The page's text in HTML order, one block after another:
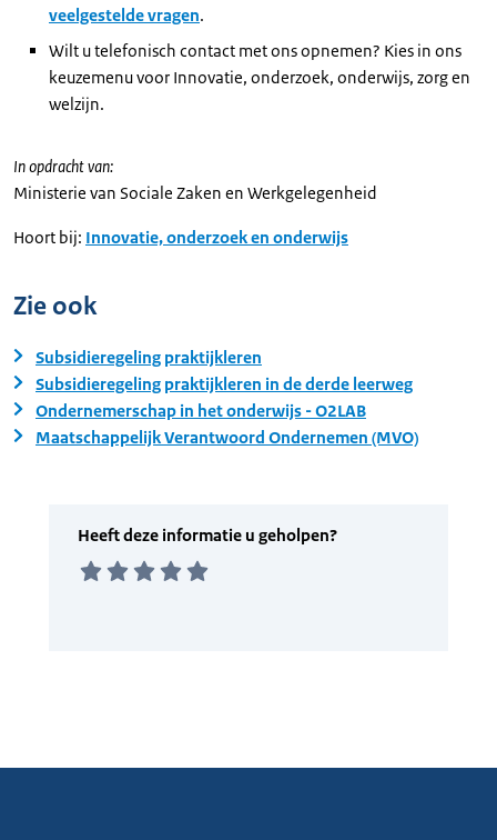
veelgestelde vragen.
Wilt u telefonisch contact met ons opnemen? Kies in ons
keuzemenu voor Innovatie, onderzoek, onderwijs, zorg en
welzijn.
In opdracht van:
Ministerie van Sociale Zaken en Werkgelegenheid
Hoort bij: Innovatie, onderzoek en onderwijs
Zie ook
Subsidieregeling praktijkleren
Subsidieregeling praktijkleren in de derde leerweg
Ondernemerschap in het onderwijs - O2LAB
Maatschappelijk Verantwoord Ondernemen (MVO)